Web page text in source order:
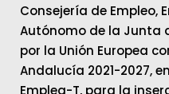
Consejería de Empleo,
Autónomo de la Junta
por la Unión Europea
Andalucía 2021-2027,
Emplea-T, para la